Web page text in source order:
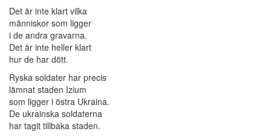
Det är inte klart vilka
människor som ligger
i de andra gravarna.
Det är inte heller klart
hur de har dött.
Ryska soldater har precis
lämnat staden Izium
som ligger i östra Ukraina.
De ukrainska soldaterna
har tagit tillbaka staden.